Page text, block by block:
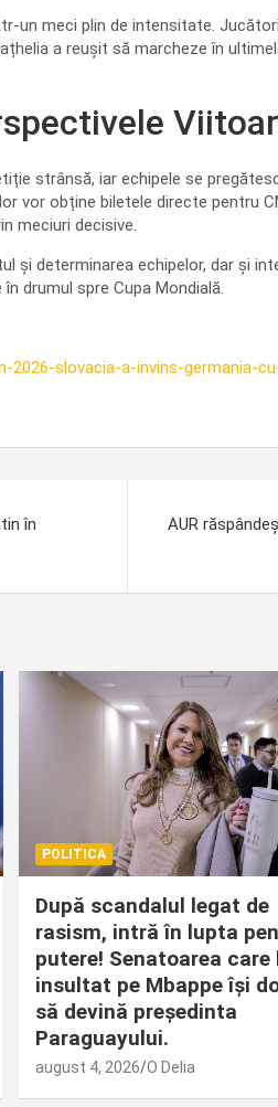
un meci plin de intensitate.
a reușit să marcheze în
strânsă, iar echipele se
vor obține biletele directe pentru
meciuri decisive.
și determinarea echipelor, dar și
drumul spre Cupa Mondială.
2026-slovacia-a-invins-germania-
în
AUR
POLITICA
După scandalul legat de
rasism, intră în lupta
putere! Senatoarea care
insultat pe Mbappe își
să devină președinta
Paraguayului.
august 4, 2026 O Delia